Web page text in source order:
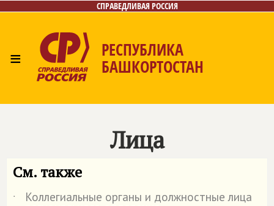
СПРАВЕДЛИВАЯ РОССИЯ
≡ РЕСПУБЛИКА
БАШКОРТОСТАН
Контакты
Лица
См. также
˙ Коллегиальные органы и должностные лица